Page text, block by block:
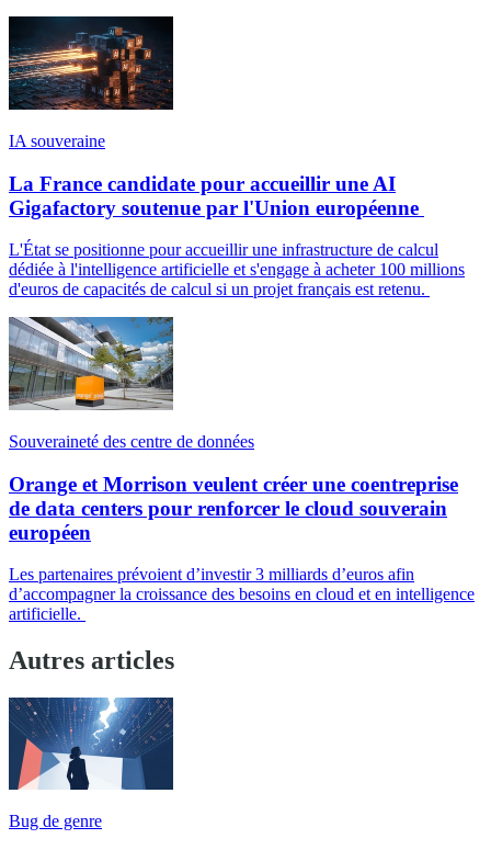
IA souveraine
La France candidate pour accueillir une AI
Gigafactory soutenue par l'Union européenne
L'État se positionne pour accueillir une infrastructure de calcul
dédiée à l'intelligence artificielle et s'engage à acheter 100 millions
d'euros de capacités de calcul si un projet français est retenu.
Souveraineté des centre de données
Orange et Morrison veulent créer une coentreprise
de data centers pour renforcer le cloud souverain
européen
Les partenaires prévoient d’investir 3 milliards d’euros afin
d’accompagner la croissance des besoins en cloud et en intelligence
artificielle.
Autres articles
Bug de genre